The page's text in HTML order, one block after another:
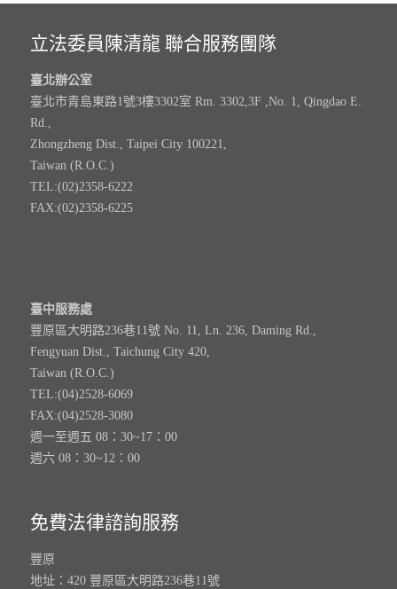
立法委員陳清龍 聯合服務團隊
臺北辦公室
臺北市青島東路1號3樓3302室 Rm. 3302,3F ,No. 1, Qingdao E.
Rd.,
Zhongzheng Dist., Taipei City 100221,
Taiwan (R.O.C.)
TEL:(02)2358-6222
FAX:(02)2358-6225
臺中服務處
豐原區大明路236巷11號 No. 11, Ln. 236, Daming Rd.,
Fengyuan Dist., Taichung City 420,
Taiwan (R.O.C.)
TEL:(04)2528-6069
FAX:(04)2528-3080
週一至週五 08：30~17：00
週六 08：30~12：00
免費法律諮詢服務
豐原
地址：420 豐原區大明路236巷11號